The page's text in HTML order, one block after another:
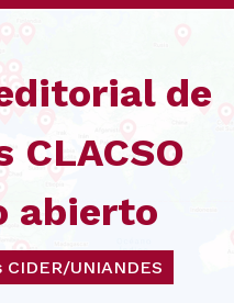
de
CLACSO
abierto
UNIANDES